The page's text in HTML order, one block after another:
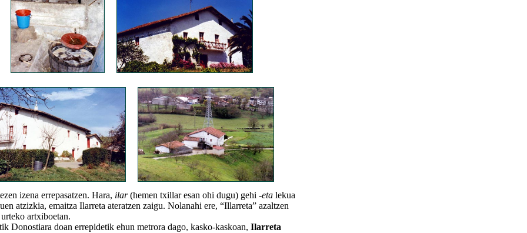
izena errepasatzen. Hara, ilar(hemen txillar esan ohi dugu) gehi -eta lekua
atzizkia, emaitza Ilarreta ateratzen zaigu. Nolanahi ere, “Illarreta” azaltzen
artxiboetan.
doan errepidetik ehun metrora dago, kasko-kaskoan, Ilarreta